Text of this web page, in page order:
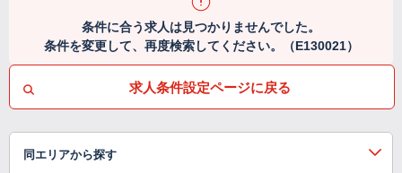
条件に合う求人は見つかりませんでした。
条件を変更して、再度検索してください。（E130021）
求人条件設定ページに戻る
同エリアから探す